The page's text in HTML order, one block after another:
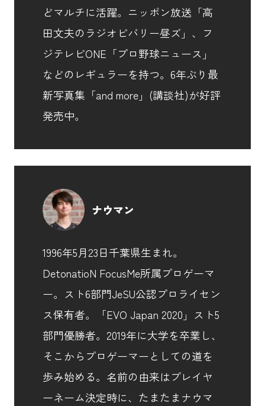
どマルチに活躍。ニッポン放送「高
田文夫のラジオビバリー昼ズ」、フ
ジテレビONE「プロ野球ニュース」
などのレギュラーを持つ。6年ぶり最
新写真集「and more」(講談社)が好評
発売中。
ナウマン
1996年5月23日千葉県生まれ。
DetonatioN FocusMe所属プロゲーマ
ー。スト6部門JeSU公認プロライセン
ス保有者。「EVO Japan 2020」スト5
部門優勝者。2019年に大学を卒業し、
そこからプロゲーマーとしての道を
歩み始める。名前の由来はプレイヤ
ーネーム決定時に、たまたまナウマ